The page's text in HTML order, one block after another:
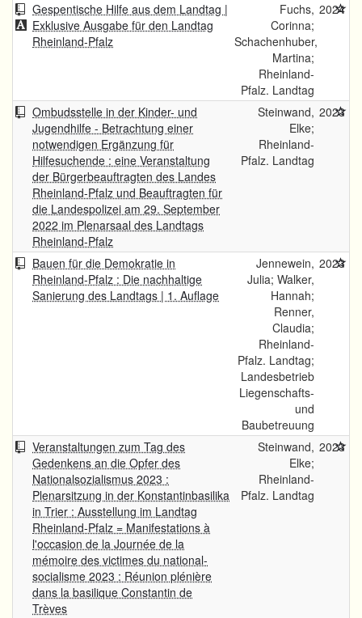
Gespentische Hilfe aus dem Landtag |
Exklusive Ausgabe für den Landtag
Rheinland-Pfalz
Fuchs,
Corinna;
Schachenhuber,
Martina;
Rheinland-
Pfalz. Landtag
2024
Ombudsstelle in der Kinder- und
Jugendhilfe - Betrachtung einer
notwendigen Ergänzung für
Hilfesuchende : eine Veranstaltung
der Bürgerbeauftragten des Landes
Rheinland-Pfalz und Beauftragten für
die Landespolizei am 29. September
2022 im Plenarsaal des Landtags
Rheinland-Pfalz
Steinwand,
Elke;
Rheinland-
Pfalz. Landtag
2023
Bauen für die Demokratie in
Rheinland-Pfalz : Die nachhaltige
Sanierung des Landtags | 1. Auflage
Jennewein,
Julia; Walker,
Hannah;
Renner,
Claudia;
Rheinland-
Pfalz. Landtag;
Landesbetrieb
Liegenschafts-
und
Baubetreuung
2023
Veranstaltungen zum Tag des
Gedenkens an die Opfer des
Nationalsozialismus 2023 :
Plenarsitzung in der Konstantinbasilika
in Trier : Ausstellung im Landtag
Rheinland-Pfalz = Manifestations à
l'occasion de la Journée de la
mémoire des victimes du national-
socialisme 2023 : Réunion plénière
dans la basilique Constantin de
Trèves
Steinwand,
Elke;
Rheinland-
Pfalz. Landtag
2023